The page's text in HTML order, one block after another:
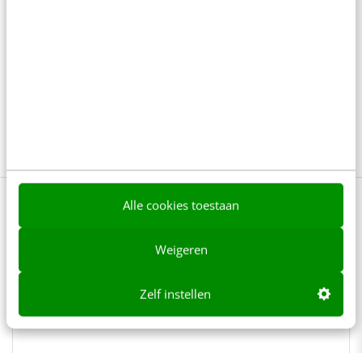
Alle cookies toestaan
Weigeren
Zelf instellen